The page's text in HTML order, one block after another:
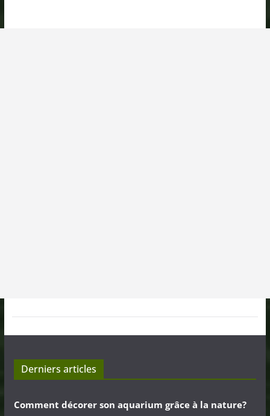
Derniers articles
Comment décorer son aquarium grâce à la nature?